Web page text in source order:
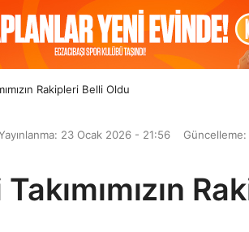
Rakipleri Belli Oldu
23 Ocak 2026 - 21:56